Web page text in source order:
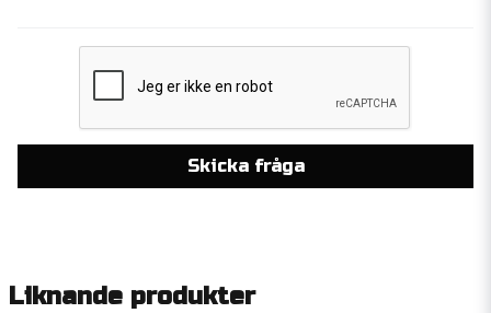
Skicka fråga
Liknande produkter